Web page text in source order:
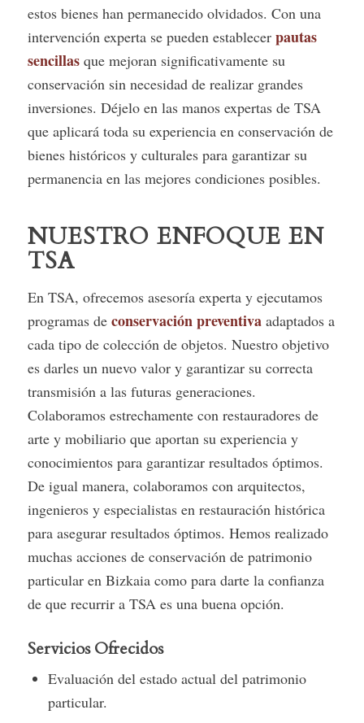
estos bienes han permanecido olvidados. Con una
intervención experta se pueden establecer pautas
sencillasque mejoran significativamente su
conservación sin necesidad de realizar grandes
inversiones. Déjelo en las manos expertas de TSA
que aplicará toda su experiencia en conservación de
bienes históricos y culturales para garantizar su
permanencia en las mejores condiciones posibles.
NUESTRO ENFOQUE EN
TSA
En TSA, ofrecemos asesoría experta y ejecutamos
programas de conservación preventivaadaptados a
cada tipo de colección de objetos. Nuestro objetivo
es darles un nuevo valor y garantizar su correcta
transmisión a las futuras generaciones.
Colaboramos estrechamente con restauradores de
arte y mobiliario que aportan su experiencia y
conocimientos para garantizar resultados óptimos.
De igual manera, colaboramos con arquitectos,
ingenieros y especialistas en restauración histórica
para asegurar resultados óptimos. Hemos realizado
muchas acciones de conservación de patrimonio
particular en Bizkaia como para darte la confianza
de que recurrir a TSA es una buena opción.
Servicios Ofrecidos
Evaluación del estado actual del patrimonio
particular.